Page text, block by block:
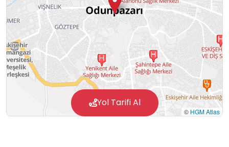
alan 25 adet atölyesi ile el sanatlarımızın
üretim, teşhir ve satışının yapıldığı Atlıhan El
Sanatları Çarşısı, Türkiye’de lületaşını tanımak
ve ürünlerini görmek isteyen vatandaşlarımızın
ilk durağı haline gelmiştir.
© HGM Atlas
Yol Tarifi Al